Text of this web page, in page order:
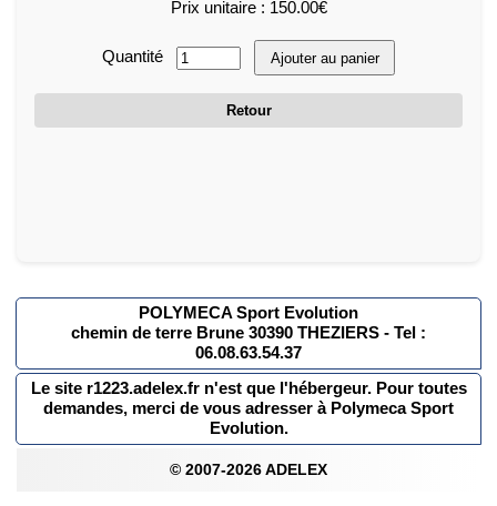
Prix unitaire : 150.00€
Quantité Ajouter au panier
Retour
POLYMECA Sport Evolution
chemin de terre Brune 30390 THEZIERS - Tel :
06.08.63.54.37
Le site r1223.adelex.fr n'est que l'hébergeur. Pour toutes
demandes, merci de vous adresser à Polymeca Sport
Evolution.
© 2007-2026 ADELEX